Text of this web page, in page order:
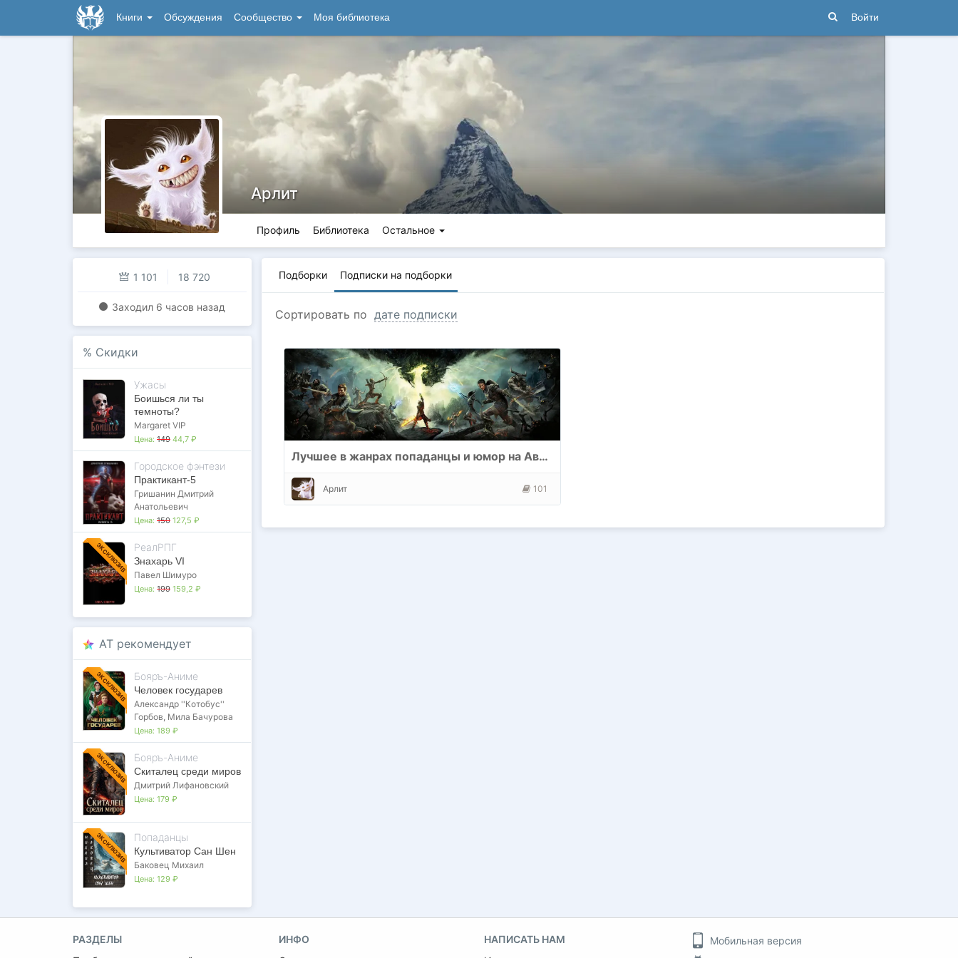
Книги Обсуждения Сообщество Моя библиотека Войти
Арлит
Профиль Библиотека Остальное
1 101 18 720
Заходил 6 часов назад
% Скидки
Ужасы
Боишься ли ты
темноты?
Margaret VIP
Цена: 149 44,7 ₽
Городское фэнтези
Практикант-5
Гришанин Дмитрий
Анатольевич
Цена: 150 127,5 ₽
ЭКСКЛЮЗИВ РеалРПГ
Знахарь VI
Павел Шимуро
Цена: 199 159,2 ₽
AT рекомендует
ЭКСКЛЮЗИВ Бояръ-Аниме
Человек государев
Александр ''Котобус''
Горбов, Мила Бачурова
Цена: 189 ₽
ЭКСКЛЮЗИВ Бояръ-Аниме
Скиталец среди миров
Дмитрий Лифановский
Цена: 179 ₽
ЭКСКЛЮЗИВ Попаданцы
Культиватор Сан Шен
Баковец Михаил
Цена: 129 ₽
Подборки Подписки на подборки
Сортировать по дате подписки
Лучшее в жанрах попаданцы и юмор на Автор Тудей и не только!!! Новые книги идут в конце списка!!!
Арлит 101
РАЗДЕЛЫ
ИНФО
НАПИСАТЬ НАМ
Мобильная версия